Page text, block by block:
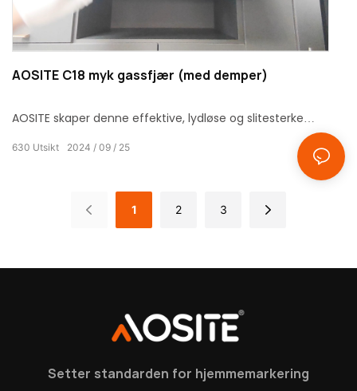
AOSITE C18 myk gassfjær (med demper)
AOSITE skaper denne effektive, lydløse og slitesterke
2024 09 25
630 Utsikt
1 2 3
Setter standarden for hjemmemarkering